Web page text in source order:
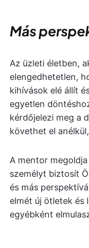
Más
Az üzleti életben,
elengedhetetlen,
kihívások elé állít
egyetlen
kérdőjelezi meg a
követhet el
A mentor
személyt biztosít
és más
elmét új ötletek és
egyébként